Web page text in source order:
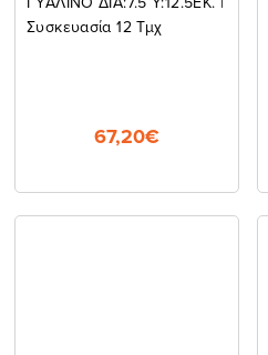
Συσκευασία 12 Τμχ
67,20€